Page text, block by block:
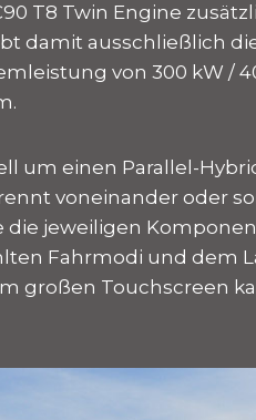
T8 Twin Engine
damit ausschließlich
von 300 kW /
um einen Parallel-
voneinander oder
jeweiligen
Fahrmodi und dem
großen Touchscreen